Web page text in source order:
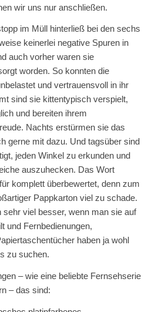
wir uns nur anschließen.
im Müll hinterließ bei den sechs
keinerlei negative Spuren in
auch vorher waren sie
worden. So konnten die
und vertrauensvoll in ihr
sind sie kittentypisch verspielt,
und bereiten ihrem
Nachts erstürmen sie das
gerne mit dazu. Und tagsüber sind
jeden Winkel zu erkunden und
auszuhecken. Das Wort
komplett überbewertet, denn zum
Pappkarton viel zu schade.
viel besser, wenn man sie auf
und Fernbedienungen,
haben ja wohl
zu suchen.
– wie eine beliebte Fernsehserie
– das sind: